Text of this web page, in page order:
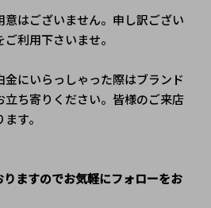
はございません。申し訳ござい
利用下さいませ。
にいらっしゃった際はブランド
立ち寄りください。皆様のご来店
す。
ますのでお気軽にフォローをお